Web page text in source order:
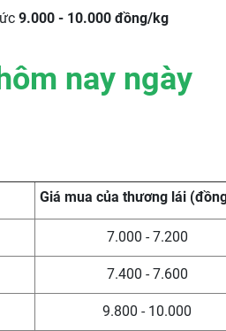
9.000 - 10.000 đồng/kg
nay ngày
Giá mua của thương lái
7.000 - 7.200
7.400 - 7.600
9.800 - 10.000